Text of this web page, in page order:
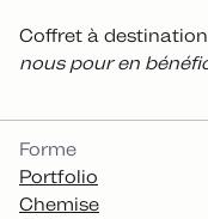
Coffret à
nous pour en
CATÉGORIES
Forme
Portfolio
Chemise